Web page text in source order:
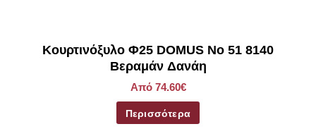
Kουρτινόξυλο Φ25 DOMUS Νο 51 8140
Βεραμάν Δανάη
Από 74.60€
Περισσότερα